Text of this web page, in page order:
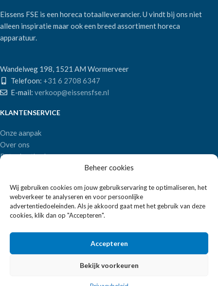
Beheer cookies
Wij gebruiken cookies om jouw gebruikservaring te optimaliseren, het
webverkeer te analyseren en voor persoonlijke
advertentiedoeleinden. Als je akkoord gaat met het gebruik van deze
cookies, klik dan op "Accepteren".
Accepteren
Bekijk voorkeuren
Eissens FSE is een horeca totaalleverancier. U vindt bij ons niet
alleen inspiratie maar ook een breed assortiment horeca
apparatuur.
Wandelweg 198, 1521 AM Wormerveer
Telefoon: +31 6 2708 6347
E-mail: verkoop@eissensfse.nl
KLANTENSERVICE
Onze aanpak
Over ons
Betaalmethoden
POPULAIRE MERKEN
APS Germany
Bartscher
2026 ALLE RECHTEN VOORBEHOUDEN | REALISATIE: